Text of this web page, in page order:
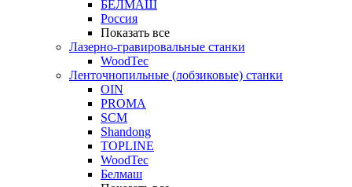
БЕЛМАШ
Россия
Показать все
Лазерно-гравировальные станки
WoodTec
Ленточнопильные (лобзиковые) станки
OIN
PROMA
SCM
Shandong
TOPLINE
WoodTec
Белмаш